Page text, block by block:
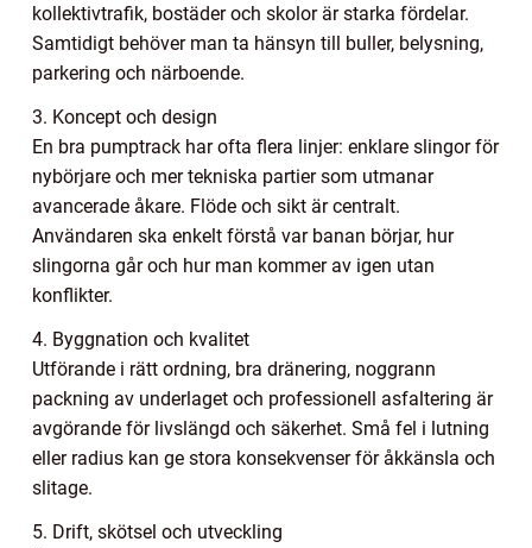
kollektivtrafik, bostäder och skolor är starka fördelar.
Samtidigt behöver man ta hänsyn till buller, belysning,
parkering och närboende.
3. Koncept och design
En bra pumptrack har ofta flera linjer: enklare slingor för
nybörjare och mer tekniska partier som utmanar
avancerade åkare. Flöde och sikt är centralt.
Användaren ska enkelt förstå var banan börjar, hur
slingorna går och hur man kommer av igen utan
konflikter.
4. Byggnation och kvalitet
Utförande i rätt ordning, bra dränering, noggrann
packning av underlaget och professionell asfaltering är
avgörande för livslängd och säkerhet. Små fel i lutning
eller radius kan ge stora konsekvenser för åkkänsla och
slitage.
5. Drift, skötsel och utveckling